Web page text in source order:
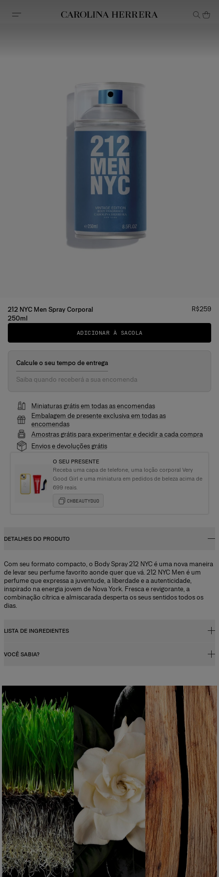
Declaração de acessibilidade
212 NYC Men Spray Corporal
250ml
Preço:
R$259
ADICIONAR À SACOLA
Calcule o seu tempo de entrega
Saiba quando receberá a sua encomenda
Miniaturas grátis em todas as encomendas
Embalagem de presente exclusiva em todas as
encomendas
Amostras grátis para experimentar e decidir a cada compra
Envios e devoluções grátis
O SEU PRESENTE
Receba uma capa de telefone, uma loção corporal Very
Good Girl e uma miniatura em pedidos de beleza acima de
699 reais.
CHBEAUTYDUO
DETALHES DO PRODUTO
Com seu formato compacto, o Body Spray 212 NYC é uma nova maneira
de levar seu perfume favorito aonde quer que vá. 212 NYC Men é um
perfume que expressa a juventude, a liberdade e a autenticidade,
inspirado na energia jovem de Nova York. Fresca e revigorante, a
combinação cítrica e almiscarada desperta os seus sentidos todos os
dias.
LISTA DE INGREDIENTES
Alcohol Denat., Isobutane, Propane, Parfum (fragrance), Dipropylene
Salicylate, Hexyl Cinnamal, Coumarin, Citral.
VOCÊ SABIA?
Os perfumes, sejam femininos ou masculinos, contêm um concentrado
de fragrância (óleos essenciais) diluído em uma mistura de álcool e água.
Na prática, a porcentagem de concentração da fragrância e o teor de
álcool influenciam sua duração e determinam sua categoria. Existem
quatro tipos de perfume, cada um com características específicas:
Água de Colônia
É a categoria mais leve e com menor duração. Sua concentração varia
entre 2% e 5%. Refrescante e revigorante, está associada à sensação de
limpeza e frescor.
Eau de Toilette (EDT)
Um dos formatos mais populares, o Eau de Toilette é ideal para o uso
diário. Sua concentração varia entre 5% e 12%. As notas de saída
predominam na composição inicial. O perfumista destaca o frescor e a
evolução da fragrância.
Eau de Parfum (EDP)
Também conhecido como parfum de toilette ou esprit de parfum, sua
concentração varia entre 12% e 20%. O Eau de Parfum apresenta
excelente fixação, permanecendo na pele entre 5 e 10 horas. As notas de